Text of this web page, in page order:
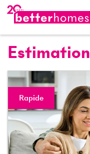
Rapide